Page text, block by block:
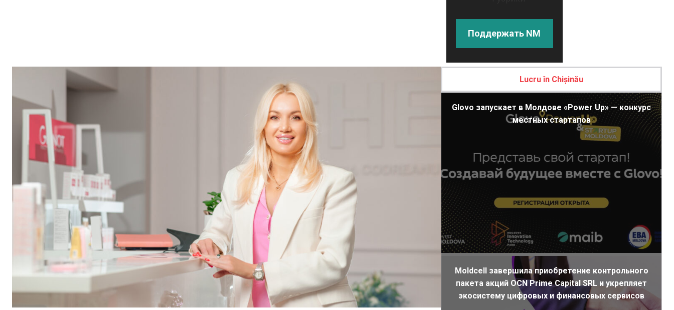
Поддержать NM
Lucru în Chișinău
Glovo запускает в Молдове «Power Up» — конкурс
местных стартапов
Moldcell завершила приобретение контрольного
пакета акций OCN Prime Capital SRL и укрепляет
экосистему цифровых и финансовых сервисов